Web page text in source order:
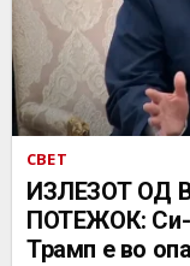
СВЕТ
ИЗЛЕЗОТ ОД
ПОТЕЖОК: Си-
Трамп е во